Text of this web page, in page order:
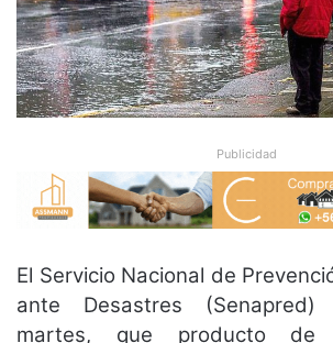
Publicidad
El Servicio Nacional de
ante Desastres
martes, que producto de